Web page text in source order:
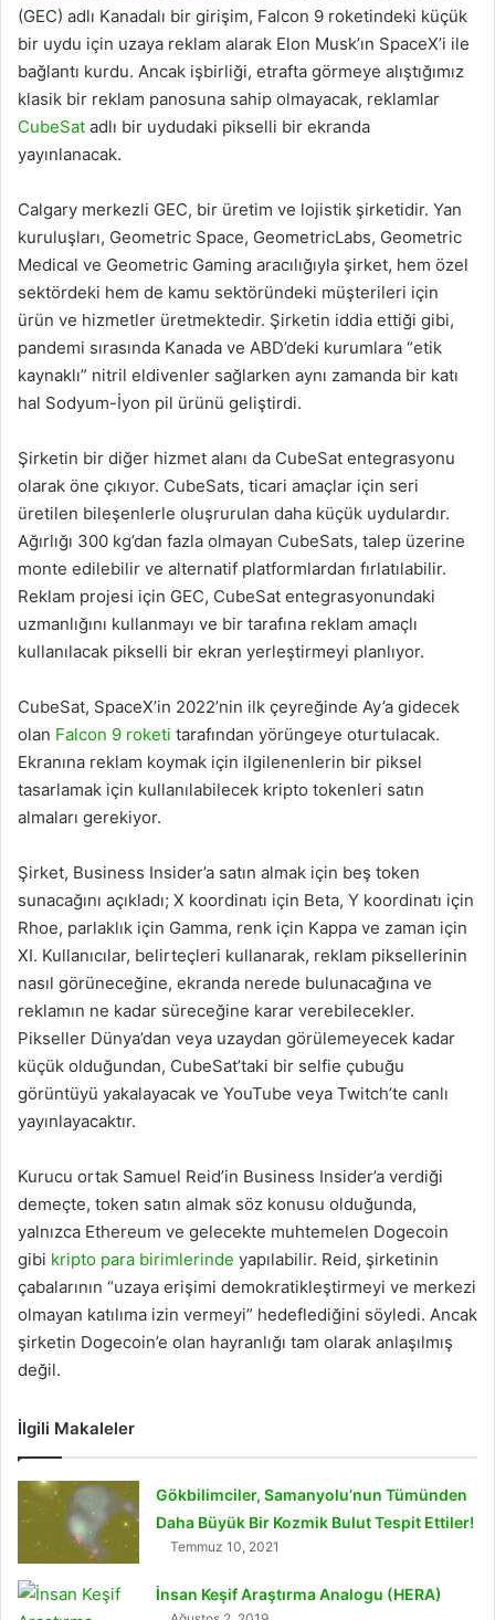
(GEC) adlı Kanadalı bir girişim, Falcon 9 roketindeki küçük
bir uydu için uzaya reklam alarak Elon Musk’ın SpaceX’i ile
bağlantı kurdu. Ancak işbirliği, etrafta görmeye alıştığımız
klasik bir reklam panosuna sahip olmayacak, reklamlar
CubeSat adlı bir uydudaki pikselli bir ekranda
yayınlanacak.
Calgary merkezli GEC, bir üretim ve lojistik şirketidir. Yan
kuruluşları, Geometric Space, GeometricLabs, Geometric
Medical ve Geometric Gaming aracılığıyla şirket, hem özel
sektördeki hem de kamu sektöründeki müşterileri için
ürün ve hizmetler üretmektedir. Şirketin iddia ettiği gibi,
pandemi sırasında Kanada ve ABD’deki kurumlara “etik
kaynaklı” nitril eldivenler sağlarken aynı zamanda bir katı
hal Sodyum-İyon pil ürünü geliştirdi.
Şirketin bir diğer hizmet alanı da CubeSat entegrasyonu
olarak öne çıkıyor. CubeSats, ticari amaçlar için seri
üretilen bileşenlerle oluşrurulan daha küçük uydulardır.
Ağırlığı 300 kg’dan fazla olmayan CubeSats, talep üzerine
monte edilebilir ve alternatif platformlardan fırlatılabilir.
Reklam projesi için GEC, CubeSat entegrasyonundaki
uzmanlığını kullanmayı ve bir tarafına reklam amaçlı
kullanılacak pikselli bir ekran yerleştirmeyi planlıyor.
CubeSat, SpaceX’in 2022’nin ilk çeyreğinde Ay’a gidecek
olan Falcon 9 roketi tarafından yörüngeye oturtulacak.
Ekranına reklam koymak için ilgilenenlerin bir piksel
tasarlamak için kullanılabilecek kripto tokenleri satın
almaları gerekiyor.
Şirket, Business Insider’a satın almak için beş token
sunacağını açıkladı; X koordinatı için Beta, Y koordinatı için
Rhoe, parlaklık için Gamma, renk için Kappa ve zaman için
XI. Kullanıcılar, belirteçleri kullanarak, reklam piksellerinin
nasıl görüneceğine, ekranda nerede bulunacağına ve
reklamın ne kadar süreceğine karar verebilecekler.
Pikseller Dünya’dan veya uzaydan görülemeyecek kadar
küçük olduğundan, CubeSat’taki bir selfie çubuğu
görüntüyü yakalayacak ve YouTube veya Twitch’te canlı
yayınlayacaktır.
Kurucu ortak Samuel Reid’in Business Insider’a verdiği
demeçte, token satın almak söz konusu olduğunda,
yalnızca Ethereum ve gelecekte muhtemelen Dogecoin
gibi kripto para birimlerinde yapılabilir. Reid, şirketinin
çabalarının “uzaya erişimi demokratikleştirmeyi ve merkezi
olmayan katılıma izin vermeyi” hedeflediğini söyledi. Ancak
şirketin Dogecoin’e olan hayranlığı tam olarak anlaşılmış
değil.
İlgili Makaleler
Gökbilimciler, Samanyolu’nun Tümünden
Daha Büyük Bir Kozmik Bulut Tespit Ettiler!
Temmuz 10, 2021
İnsan Keşif Araştırma Analogu (HERA)